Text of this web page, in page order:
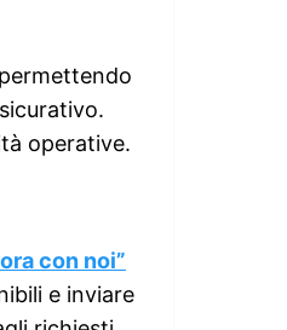
operative.
con noi”
e inviare